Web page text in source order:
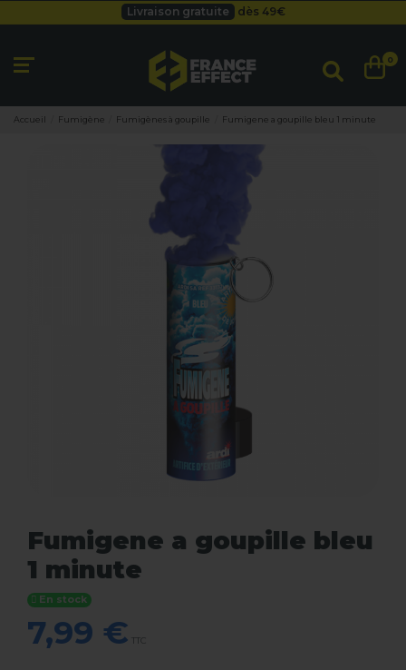
Besoin d'un devis pro ?
Cliquez ici
0
Accueil Fumigène Fumigènes à goupille Fumigene a goupille bleu 1 minute
Fumigene a goupille bleu
1 minute
En stock
7,99 € TTC